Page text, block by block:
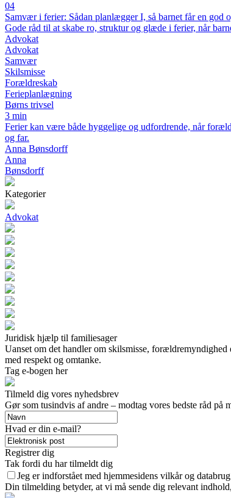
04
Samvær i ferier: Sådan planlægger I, så barnet får en god
Gode råd til at skabe ro, struktur og glæde i ferier, når
Advokat
Advokat
Samvær
Skilsmisse
Forældreskab
Ferieplanlægning
Børns trivsel
3 min
Ferier kan være både hyggelige og udfordrende, når
og far.
Anna Bønsdorff
Anna
Bønsdorff
Kategorier
Advokat
Juridisk hjælp til familiesager
Uanset om det handler om skilsmisse,
med respekt og omtanke.
Tag e-bogen her
Tilmeld dig vores nyhedsbrev
Gør som tusindvis af andre – modtag vores bedste råd på
Hvad er din e-mail?
Registrer dig
Tak fordi du har tilmeldt dig
Jeg er indforstået med hjemmesidens vilkår og
Din tilmelding betyder, at vi må sende dig relevant